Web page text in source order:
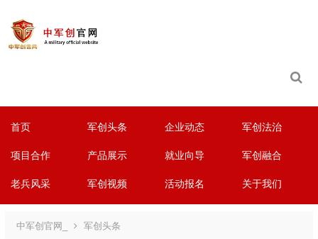
首页 军创头条 企业动态 军创法治
项目合作 产品展示 就业向导 军创融合
老兵风采 军创视频 活动报名 关于我们
中军创官网_ 军创头条